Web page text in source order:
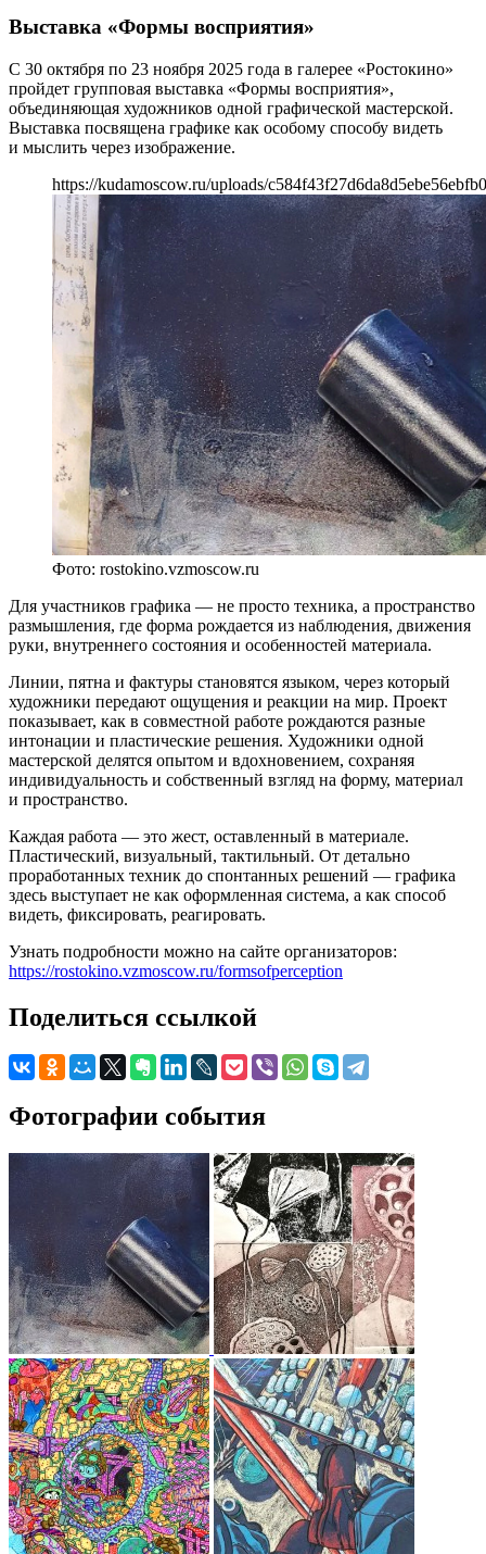
Выставка «Формы восприятия»
С 30 октября по 23 ноября 2025 года в галерее «Ростокино»
пройдет групповая выставка «Формы восприятия»,
объединяющая художников одной графической мастерской.
Выставка посвящена графике как особому способу видеть
и мыслить через изображение.
https://kudamoscow.ru/uploads/
Фото: rostokino.vzmoscow.ru
Для участников графика — не просто техника, а пространство
размышления, где форма рождается из наблюдения, движения
руки, внутреннего состояния и особенностей материала.
Линии, пятна и фактуры становятся языком, через который
художники передают ощущения и реакции на мир. Проект
показывает, как в совместной работе рождаются разные
интонации и пластические решения. Художники одной
мастерской делятся опытом и вдохновением, сохраняя
индивидуальность и собственный взгляд на форму, материал
и пространство.
Каждая работа — это жест, оставленный в материале.
Пластический, визуальный, тактильный. От детально
проработанных техник до спонтанных решений — графика
здесь выступает не как оформленная система, а как способ
видеть, фиксировать, реагировать.
Узнать подробности можно на сайте организаторов:
https://rostokino.vzmoscow.ru/formsofperception
Поделиться ссылкой
Фотографии события